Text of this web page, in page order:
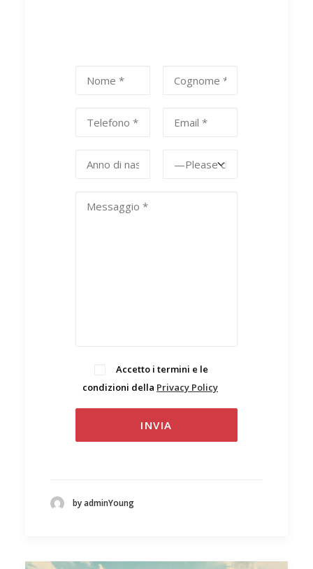
Accetto i termini e le
condizioni della Privacy Policy
by adminYoung